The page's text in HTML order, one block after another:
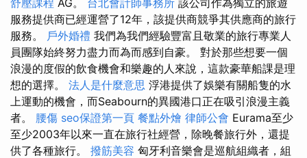
舒壓課程 AG。 台北會計師事務所 該公司作為獨立的旅遊
服務提供商已經運營了12年，該提供商競爭其供應商的旅行
服務。 戶外婚禮 我們為我們經驗豐富且敬業的旅行專業人
員團隊始終努力盡力而為而感到自豪。 對於那些想要一個
浪漫的度假的飲食機會和樂趣的人來說，這款豪華船課是理
想的選擇。 法人是什麼意思 浮港提供了娛樂有關船隻的水
上運動的機會，而Seabourn的異國港口正在吸引浪漫主義
者。 腰傷 seo保證第一頁 餐點外燴 律師公會 Eurama至少
至少2003年以來一直在旅行社經營，除晚餐旅行外，還提
供了各種旅行。 撥筋美容 匈牙利音樂會是巡航組織者，組